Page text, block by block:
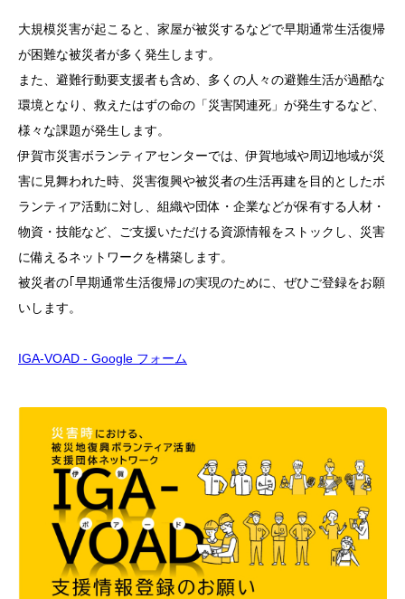
大規模災害が起こると、家屋が被災するなどで早期通常生活復帰
が困難な被災者が多く発生します。
また、避難行動要支援者も含め、多くの人々の避難生活が過酷な
環境となり、救えたはずの命の「災害関連死」が発生するなど、
様々な課題が発生します。
伊賀市災害ボランティアセンターでは、伊賀地域や周辺地域が災
害に見舞われた時、災害復興や被災者の生活再建を目的としたボ
ランティア活動に対し、組織や団体・企業などが保有する人材・
物資・技能など、ご支援いただける資源情報をストックし、災害
に備えるネットワークを構築します。
被災者の｢早期通常生活復帰｣の実現のために、ぜひご登録をお願
いします。
IGA-VOAD - Google フォーム